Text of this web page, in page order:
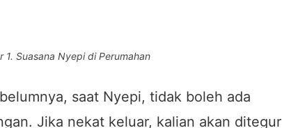
1. Suasana Nyepi di Perumahan
saat Nyepi, tidak boleh ada
Jika nekat keluar, kalian akan ditegur